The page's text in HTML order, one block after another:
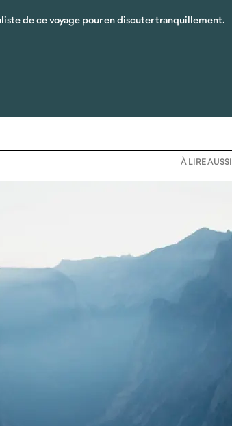
de ce voyage pour en discuter tranquillement.
À LIRE AUSSI